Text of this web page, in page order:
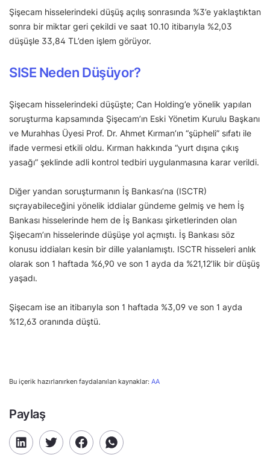
Şişecam hisselerindeki düşüş açılış sonrasında %3’e yaklaştıktan
sonra bir miktar geri çekildi ve saat 10.10 itibarıyla %2,03
düşüşle 33,84 TL’den işlem görüyor.
SISE Neden Düşüyor?
Şişecam hisselerindeki düşüşte; Can Holding’e yönelik yapılan
soruşturma kapsamında Şişecam’ın Eski Yönetim Kurulu Başkanı
ve Murahhas Üyesi Prof. Dr. Ahmet Kırman’ın “şüpheli” sıfatı ile
ifade vermesi etkili oldu. Kırman hakkında “yurt dışına çıkış
yasağı” şeklinde adli kontrol tedbiri uygulanmasına karar verildi.
Diğer yandan soruşturmanın İş Bankası’na (ISCTR)
sıçrayabileceğini yönelik iddialar gündeme gelmiş ve hem İş
Bankası hisselerinde hem de İş Bankası şirketlerinden olan
Şişecam’ın hisselerinde düşüşe yol açmıştı. İş Bankası söz
konusu iddiaları kesin bir dille yalanlamıştı. ISCTR hisseleri anlık
olarak son 1 haftada %6,90 ve son 1 ayda da %21,12’lik bir düşüş
yaşadı.
Şişecam ise an itibarıyla son 1 haftada %3,09 ve son 1 ayda
%12,63 oranında düştü.
Bu içerik hazırlanırken faydalanılan kaynaklar: AA
Paylaş